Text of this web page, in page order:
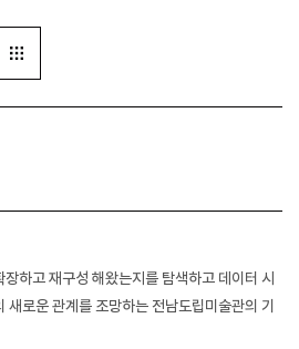
하고 재구성 해왔는지를 탐색하고 데이터 시
새로운 관계를 조망하는 전남도립미술관의 기